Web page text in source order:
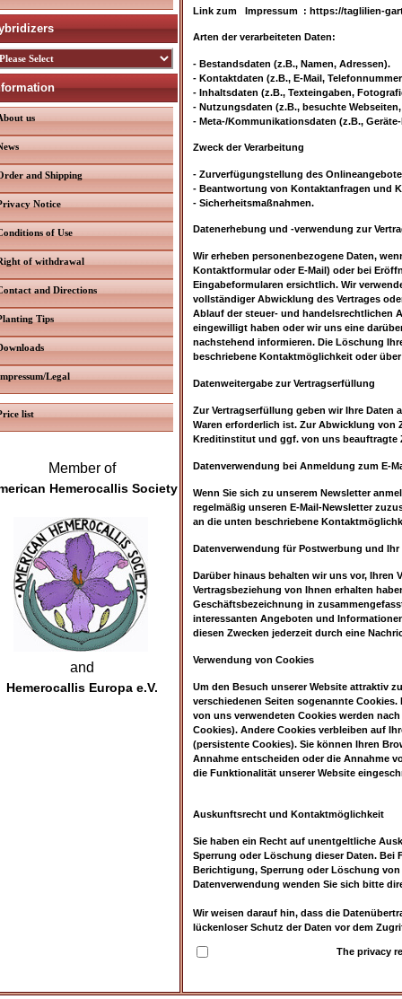
us
and Shipping
Notice
of Use
of withdrawal
and Directions
Tips
Legal
list
Member of
Hemerocallis Society
and
Hemerocallis Europa e.V.
Link zum Impressum : https://taglilien-
Arten der verarbeiteten Daten:
- Bestandsdaten (z.B., Namen, Adressen).
- Kontaktdaten (z.B., E-Mail,
- Inhaltsdaten (z.B., Texteingaben,
- Nutzungsdaten (z.B., besuchte
- Meta-/Kommunikationsdaten (z.B.,
Zweck der Verarbeitung
- Zurverfügungstellung des
- Beantwortung von Kontaktanfragen und
- Sicherheitsmaßnahmen.
Datenerhebung und -verwendung zur
Wir erheben personenbezogene Daten,
Kontaktformular oder E-Mail) oder bei
Eingabeformularen ersichtlich. Wir
vollständiger Abwicklung des Vertrages
Ablauf der steuer- und handelsrechtlichen
eingewilligt haben oder wir uns eine
nachstehend informieren. Die Löschung
beschriebene Kontaktmöglichkeit oder
Datenweitergabe zur Vertragserfüllung
Zur Vertragserfüllung geben wir Ihre Daten
Waren erforderlich ist. Zur Abwicklung von
Kreditinstitut und ggf. von uns beauftragte
Datenverwendung bei Anmeldung zum E-
Wenn Sie sich zu unserem Newsletter
regelmäßig unseren E-Mail-Newsletter
an die unten beschriebene
Datenverwendung für Postwerbung und
Darüber hinaus behalten wir uns vor, Ihren
Vertragsbeziehung von Ihnen erhalten
Geschäftsbezeichnung in
interessanten Angeboten und
diesen Zwecken jederzeit durch eine
Verwendung von Cookies
Um den Besuch unserer Website attraktiv
verschiedenen Seiten sogenannte
von uns verwendeten Cookies werden
Cookies). Andere Cookies verbleiben auf
(persistente Cookies). Sie können Ihren
Annahme entscheiden oder die Annahme
die Funktionalität unserer Website
Auskunftsrecht und Kontaktmöglichkeit
Sie haben ein Recht auf unentgeltliche
Sperrung oder Löschung dieser Daten. Bei
Berichtigung, Sperrung oder Löschung
Datenverwendung wenden Sie sich bitte
Wir weisen darauf hin, dass die
lückenloser Schutz der Daten vor dem
The privacy